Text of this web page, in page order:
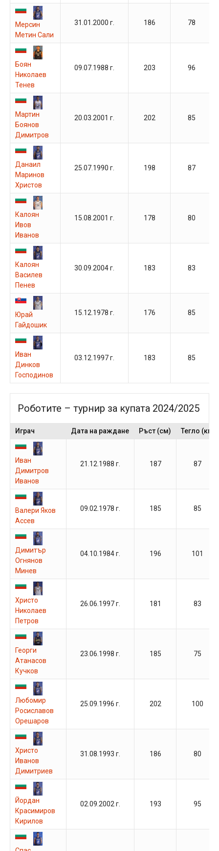
Мерсин
Метин Сали
31.01.2000 г. 186 78
Боян
Николаев
Тенев
09.07.1988 г. 203 96
Мартин
Боянов
Димитров
20.03.2001 г. 202 85
Данаил
Маринов
Христов
25.07.1990 г. 198 87
Калоян
Ивов
Иванов
15.08.2001 г. 178 80
Калоян
Василев
Пенев
30.09.2004 г. 183 83
Юрай
Гайдошик
15.12.1978 г. 176 85
Иван
Динков
Господинов
03.12.1997 г. 183 85
Роботите – турнир за купата 2024/2025
Играч Дата на раждане Ръст (см) Тегло (кг)
Иван
Димитров
Иванов
21.12.1988 г. 187 87
Валери Яков
Ассев
09.02.1978 г. 185 85
Димитър
Огнянов
Минев
04.10.1984 г. 196 101
Христо
Николаев
Петров
26.06.1997 г. 181 83
Георги
Атанасов
Кучков
23.06.1998 г. 185 75
Любомир
Росиславов
Орешаров
25.09.1996 г. 202 100
Христо
Иванов
Димитриев
31.08.1993 г. 186 80
Йордан
Красимиров
Кирилов
02.09.2002 г. 193 95